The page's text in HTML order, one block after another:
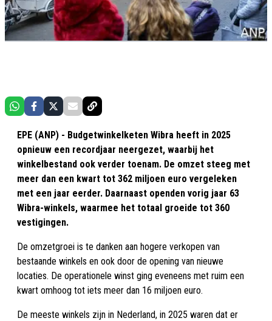
EPE (ANP) - Budgetwinkelketen Wibra heeft in 2025
opnieuw een recordjaar neergezet, waarbij het
winkelbestand ook verder toenam. De omzet steeg met
meer dan een kwart tot 362 miljoen euro vergeleken
met een jaar eerder. Daarnaast openden vorig jaar 63
Wibra-winkels, waarmee het totaal groeide tot 360
vestigingen.
De omzetgroei is te danken aan hogere verkopen van
bestaande winkels en ook door de opening van nieuwe
locaties. De operationele winst ging eveneens met ruim een
kwart omhoog tot iets meer dan 16 miljoen euro.
De meeste winkels zijn in Nederland, in 2025 waren dat er